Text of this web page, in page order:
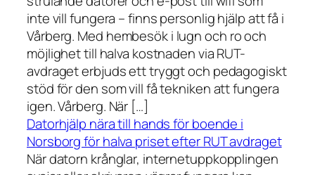
inte vill fungera – finns personlig hjälp att få i
Vårberg. Med hembesök i lugn och ro och
möjlighet till halva kostnaden via RUT-
avdraget erbjuds ett tryggt och pedagogiskt
stöd för den som vill få tekniken att fungera
igen. Vårberg. När […]
Datorhjälp nära till hands för boende i
Norsborg för halva priset efter RUT avdraget
När datorn krånglar, internetuppkopplingen